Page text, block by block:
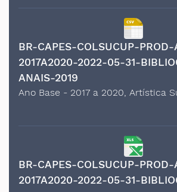
BR-CAPES-COLSUCUP-PROD-
2017A2020-2022-05-31-
ANAIS-2019
Ano Base - 2017 a 2020, Artística
BR-CAPES-COLSUCUP-PROD-
2017A2020-2022-05-31-